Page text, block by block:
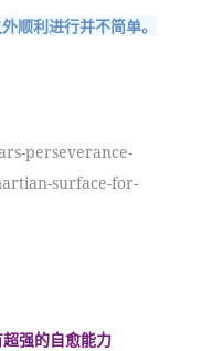
顺利进行并不简单。
perseverance-
surface-for-
强的自愈能力